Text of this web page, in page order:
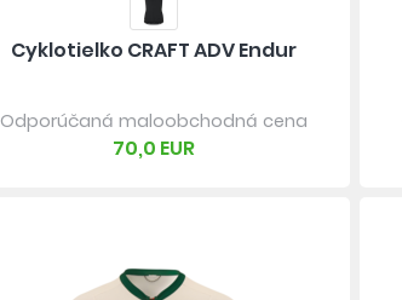
Cyklotielko CRAFT ADV Endur
Odporúčaná maloobchodná cena
70,0 EUR